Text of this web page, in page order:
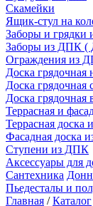
Скамейки
Ящик-стул на
Заборы и
Заборы из ДПК (
Ограждения из
Доска
Доска
Доска
Террасная и
Террасная
Фасадная доска
Ступени из ДПК
Аксессуары для
Сантехника
Пьедесталы и
Главная / Каталог